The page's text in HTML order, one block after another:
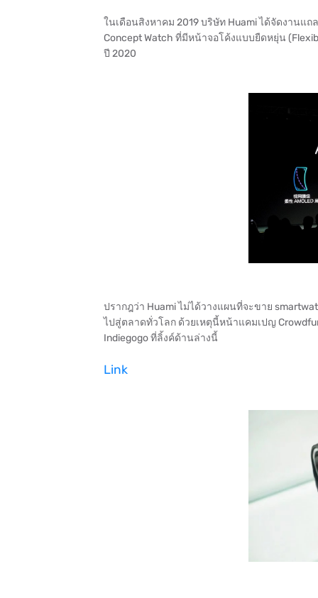
ในเดือนสิงหาคม 2019 บริษัท Huami ได้จัดงาน
Concept Watch ที่มีหน้าจอโค้งแบบยืดหยุ่น
ปี 2020
ปรากฎว่า Huami ไม่ได้วางแผนที่จะขาย
ไปสู่ตลาดทั่วโลก ด้วยเหตุนี้หน้าแคมเปญ
Indiegogo ที่ลิ้งค์ด้านล่างนี้
Link